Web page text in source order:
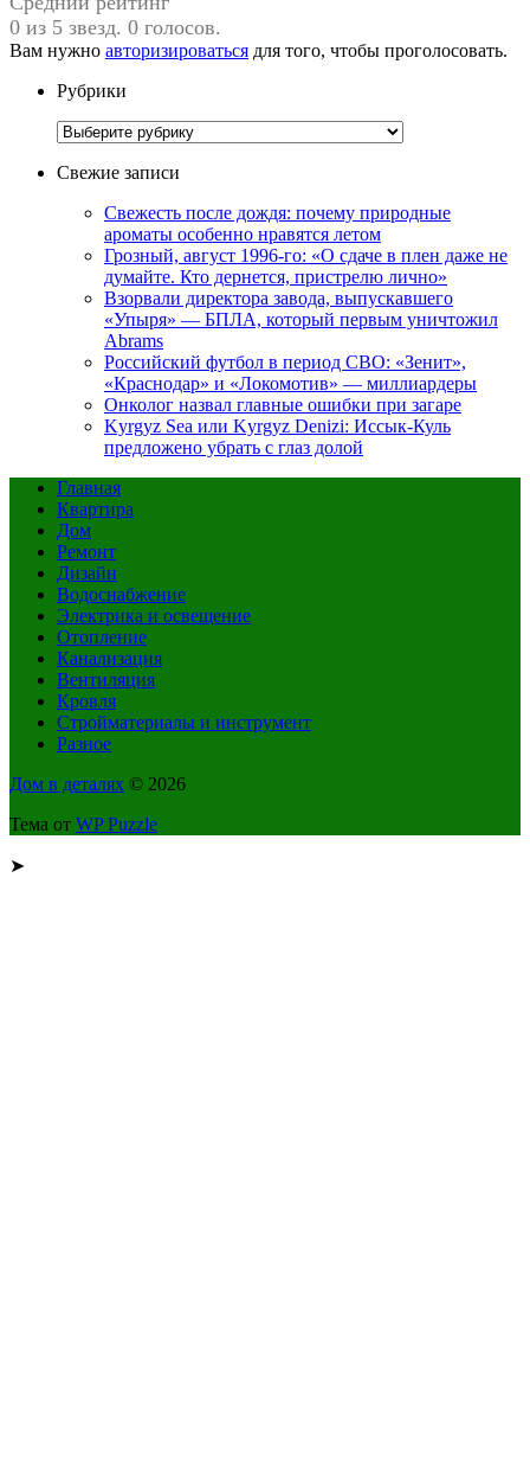
0 из 5 звезд. 0 голосов.
Вам нужно авторизироваться для того, чтобы проголосовать.
Рубрики
Рубрики
Свежие записи
Свежесть после дождя: почему природные
ароматы особенно нравятся летом
Грозный, август 1996-го: «О сдаче в плен даже не
думайте. Кто дернется, пристрелю лично»
Взорвали директора завода, выпускавшего
«Упыря» — БПЛА, который первым уничтожил
Abrams
Российский футбол в период СВО: «Зенит»,
«Краснодар» и «Локомотив» — миллиардеры
Онколог назвал главные ошибки при загаре
Kyrgyz Sea или Kyrgyz Denizi: Иссык-Куль
предложено убрать с глаз долой
Главная
Квартира
Дом
Ремонт
Дизайн
Водоснабжение
Электрика и освещение
Отопление
Канализация
Вентиляция
Кровля
Стройматериалы и инструмент
Разное
Дом в деталях © 2026
Тема от WP Puzzle
➤